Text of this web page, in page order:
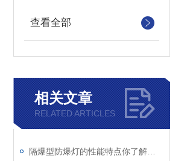
查看全部
相关文章
RELATED ARTICLES